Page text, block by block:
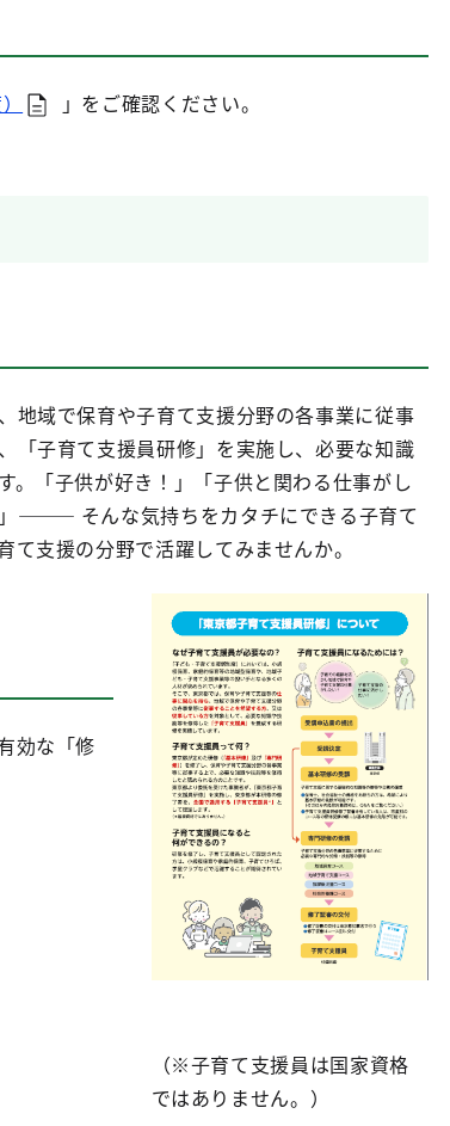
」をご確認ください。
地域で保育や子育て支援分野の各事業に従事
「子育て支援員研修」を実施し、必要な知識
。「子供が好き！」「子供と関わる仕事がし
――― そんな気持ちをカタチにできる子育て
支援の分野で活躍してみませんか。
効な「修
（※子育て支援員は国家資格
ではありません。）